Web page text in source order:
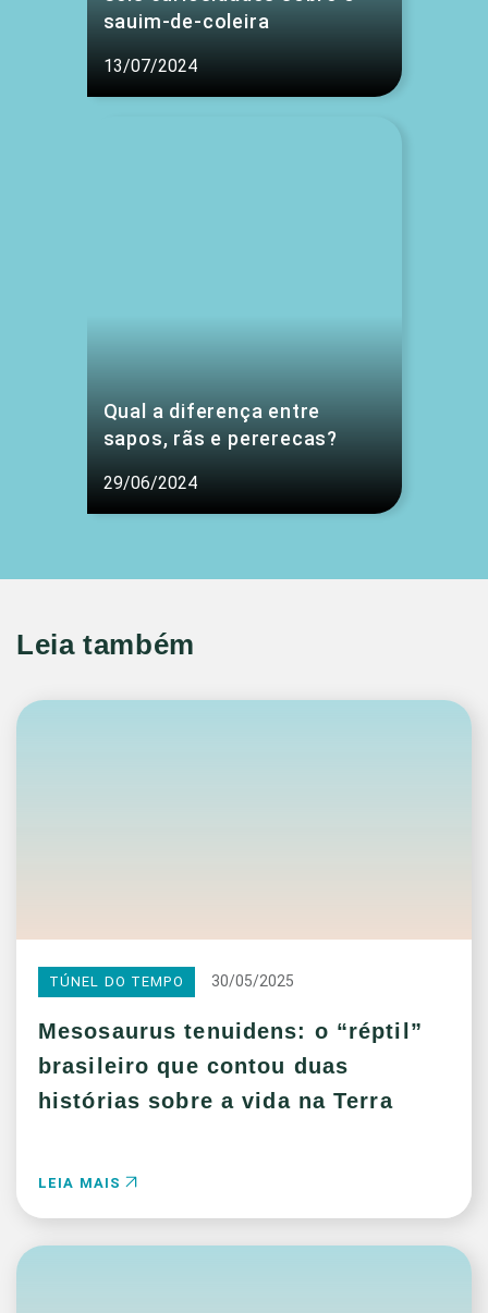
sauim-de-coleira
13/07/2024
Qual a diferença entre
sapos, rãs e pererecas?
29/06/2024
Leia também
TÚNEL DO TEMPO 30/05/2025
Mesosaurus tenuidens: o “réptil”
brasileiro que contou duas
histórias sobre a vida na Terra
LEIA MAIS